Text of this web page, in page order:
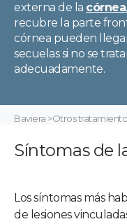
externa de la córnea
recubre la parte
córnea pueden
secuelas si no se
adecuadamente.
Baviera >Otros
Síntomas de
Los síntomas más
de lesiones